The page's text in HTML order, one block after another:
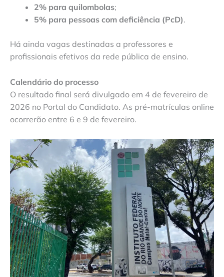
2% para quilombolas;
5% para pessoas com deficiência (PcD).
Há ainda vagas destinadas a professores e
profissionais efetivos da rede pública de ensino.
Calendário do processo
O resultado final será divulgado em 4 de fevereiro de
2026 no Portal do Candidato. As pré-matrículas online
ocorrerão entre 6 e 9 de fevereiro.